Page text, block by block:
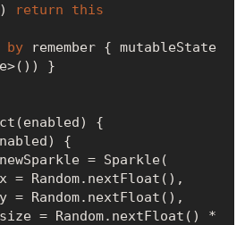
return this
by remember { mutableState
}
{
= Sparkle(